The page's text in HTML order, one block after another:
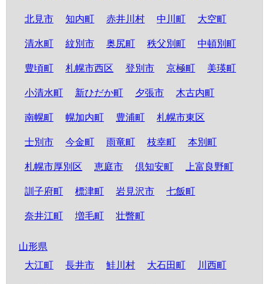
北見市 知内町 赤井川村 中川町 大空町
清水町 紋別市 奥尻町 秩父別町 中頓別町
豊頃町 札幌市西区 登別市 京極町 美瑛町
小清水町 新ひだか町 夕張市 木古内町
南幌町 幌加内町 豊浦町 札幌市東区
士別市 今金町 雨竜町 枝幸町 本別町
札幌市厚別区 恵庭市 倶知安町 上富良野町
訓子府町 標津町 岩見沢市 七飯町
奈井江町 増毛町 壮瞥町
山形県
大江町
長井市 鮭川村 大石田町 川西町